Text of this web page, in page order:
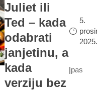
Juliet ili
Ted – kada
odabrati
janjetinu, a
kada
verziju bez
5.
2025.
|pas